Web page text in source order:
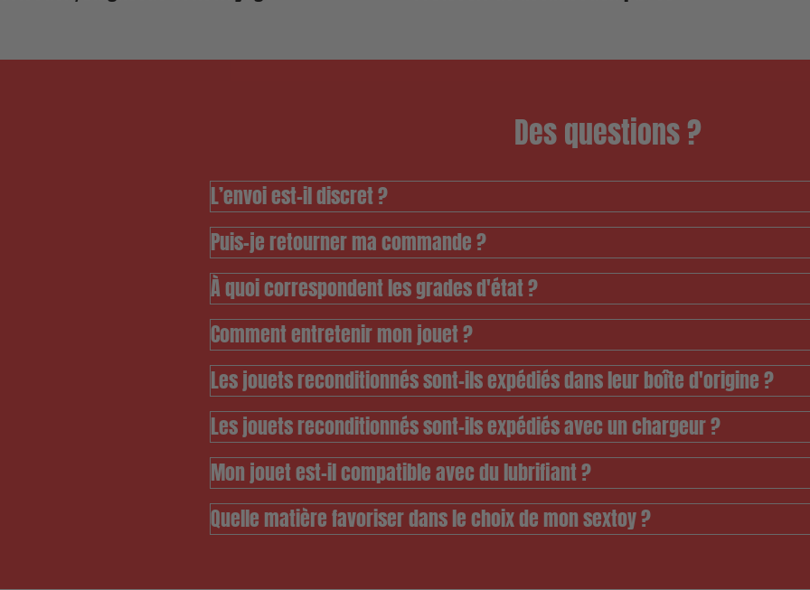
Des questions ?
L’envoi est-il discret ?
Puis-je retourner ma commande ?
À quoi correspondent les grades d'état ?
Comment entretenir mon jouet ?
Les jouets reconditionnés sont-ils expédiés dans leur boîte d'origine ?
Les jouets reconditionnés sont-ils expédiés avec un chargeur ?
Mon jouet est-il compatible avec du lubrifiant ?
Quelle matière favoriser dans le choix de mon sextoy ?